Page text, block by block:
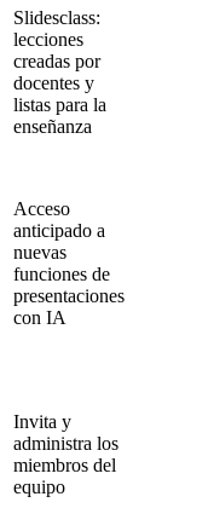
Slidesclass:
lecciones
creadas por
docentes y
listas para la
enseñanza
Acceso
anticipado a
nuevas
funciones de
presentaciones
con IA
Invita y
administra los
miembros del
equipo